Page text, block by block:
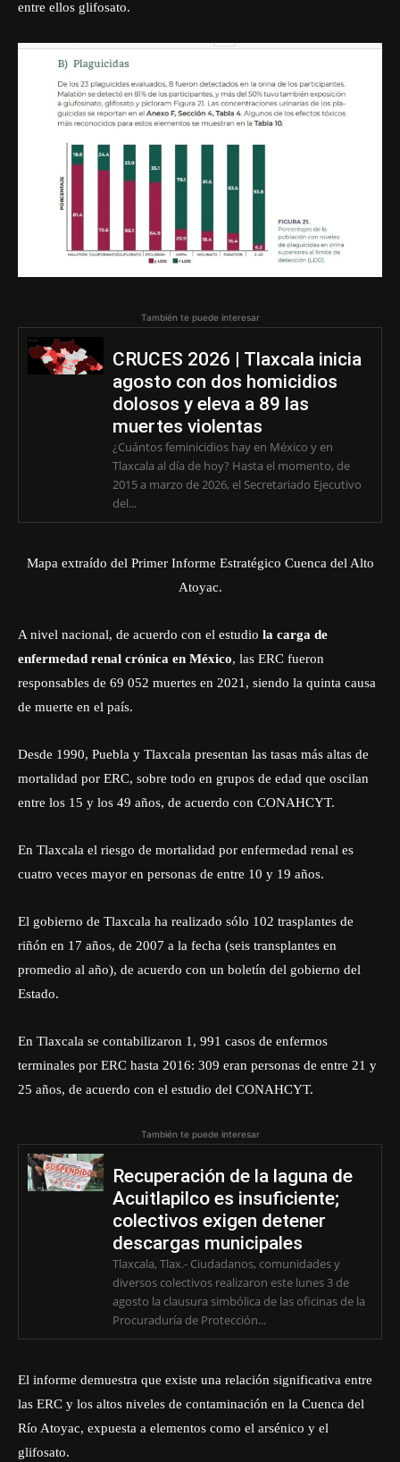
entre ellos glifosato.
También te puede interesar
CRUCES 2026 | Tlaxcala inicia
agosto con dos homicidios
dolosos y eleva a 89 las
muertes violentas
¿Cuántos feminicidios hay en México y en
Tlaxcala al día de hoy? Hasta el momento, de
2015 a marzo de 2026, el Secretariado Ejecutivo
del...
Mapa extraído del Primer Informe Estratégico Cuenca del Alto
Atoyac.
A nivel nacional, de acuerdo con el estudio la carga de
enfermedad renal crónica en México, las ERC fueron
responsables de 69 052 muertes en 2021, siendo la quinta causa
de muerte en el país.
Desde 1990, Puebla y Tlaxcala presentan las tasas más altas de
mortalidad por ERC, sobre todo en grupos de edad que oscilan
entre los 15 y los 49 años, de acuerdo con CONAHCYT.
En Tlaxcala el riesgo de mortalidad por enfermedad renal es
cuatro veces mayor en personas de entre 10 y 19 años.
El gobierno de Tlaxcala ha realizado sólo 102 trasplantes de
riñón en 17 años, de 2007 a la fecha (seis transplantes en
promedio al año), de acuerdo con un boletín del gobierno del
Estado.
En Tlaxcala se contabilizaron 1, 991 casos de enfermos
terminales por ERC hasta 2016: 309 eran personas de entre 21 y
25 años, de acuerdo con el estudio del CONAHCYT.
También te puede interesar
Recuperación de la laguna de
Acuitlapilco es insuficiente;
colectivos exigen detener
descargas municipales
Tlaxcala, Tlax.- Ciudadanos, comunidades y
diversos colectivos realizaron este lunes 3 de
agosto la clausura simbólica de las oficinas de la
Procuraduría de Protección...
El informe demuestra que existe una relación significativa entre
las ERC y los altos niveles de contaminación en la Cuenca del
Río Atoyac, expuesta a elementos como el arsénico y el
glifosato.